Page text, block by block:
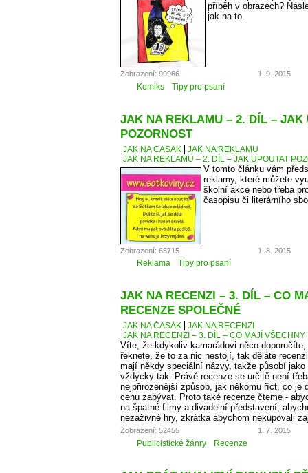
příběh v obrazech?
jak na to.
Zobrazení: 99966 1. 9. 2015
Komiks Tipy pro psaní
JAK NA REKLAMU – 2. DÍL – JAK
POZORNOST
JAK NA ČASÁK
JAK NA REKLAMU
JAK NA REKLAMU – 2. DÍL – JAK UPOUTAT
V tomto článku vám
reklamy, které můžete
školní akce nebo třeba
časopisu či literárního
Zobrazení: 65715 1. 8. 2015
Reklama Tipy pro psaní
JAK NA RECENZI – 3. DÍL – CO
RECENZE SPOLEČNÉ
JAK NA ČASÁK
JAK NA RECENZI
JAK NA RECENZI – 3. DÍL – CO MAJÍ
Víte, že kdykoliv kamarádovi něco
řeknete, že to za nic nestojí, tak děláte
mají někdy speciální názvy, takže působí jako
vždycky tak. Právě recenze se určitě není
nejpřirozenější způsob, jak někomu říct, co je
cenu zabývat. Proto také recenze čteme -
na špatné filmy a divadelní představení,
nezáživné hry, zkrátka abychom nekupovali
Zobrazení: 52455 1. 7. 2015
Publicistické žánry Recenze